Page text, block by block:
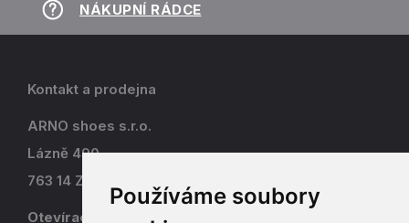
Používáme soubory
NÁKUPNÍ RÁDCE
Kontakt a prodejna
ARNO shoes s.r.o.
Lázně 490
763 14 Zlín - Kostelec
Otevírací doba